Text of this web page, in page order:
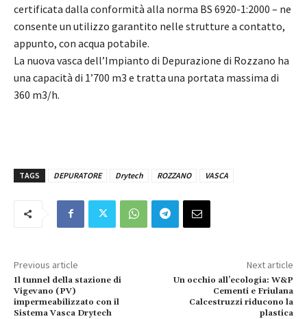
certificata dalla conformità alla norma BS 6920-1:2000 – ne
consente un utilizzo garantito nelle strutture a contatto,
appunto, con acqua potabile.
La nuova vasca dell’Impianto di Depurazione di Rozzano ha
una capacità di 1’700 m3 e tratta una portata massima di
360 m3/h.
TAGS DEPURATORE Drytech ROZZANO VASCA
Previous article
Il tunnel della stazione di
Vigevano (PV)
impermeabilizzato con il
Sistema Vasca Drytech
Next article
Un occhio all’ecologia: W&P
Cementi e Friulana
Calcestruzzi riducono la
plastica